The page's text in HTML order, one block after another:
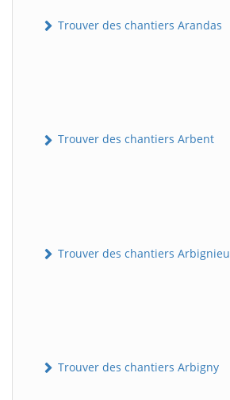
Trouver des chantiers Arandas
Trouver des chantiers Arbent
Trouver des chantiers Arbignieu
Trouver des chantiers Arbigny